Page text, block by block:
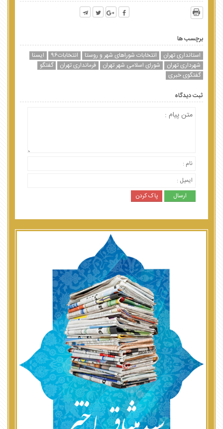
برچسب ها
استانداری تهران
انتخابات شوراهای شهر و روستا انتخابات96
ایسنا
شهرداری تهران
شورای اسلامی شهر تهران فرمانداری تهران
گفتگو
گفتگوی خبری
ثبت دیدگاه